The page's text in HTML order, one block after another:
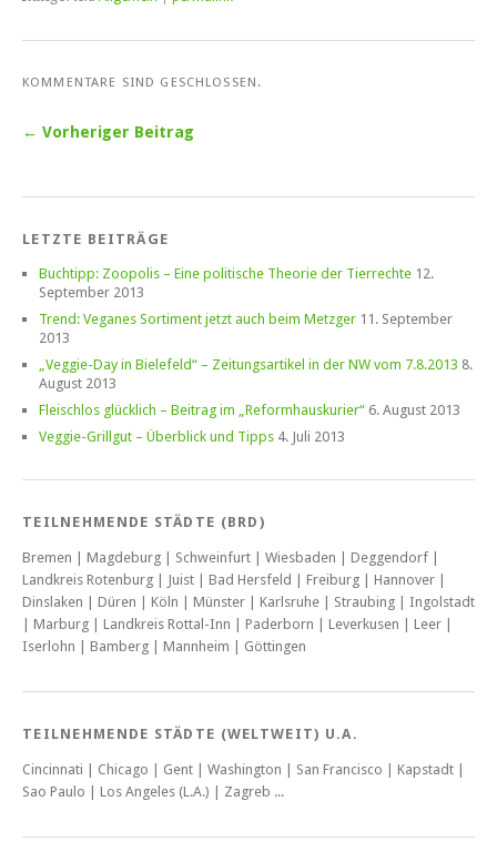
KOMMENTARE SIND GESCHLOSSEN.
← Vorheriger Beitrag
LETZTE BEITRÄGE
Buchtipp: Zoopolis – Eine politische Theorie der Tierrechte 12.
September 2013
Trend: Veganes Sortiment jetzt auch beim Metzger 11. September
2013
„Veggie-Day in Bielefeld“ – Zeitungsartikel in der NW vom 7.8.2013 8.
August 2013
Fleischlos glücklich – Beitrag im „Reformhauskurier“ 6. August 2013
Veggie-Grillgut – Überblick und Tipps 4. Juli 2013
TEILNEHMENDE STÄDTE (BRD)
Bremen | Magdeburg | Schweinfurt | Wiesbaden | Deggendorf |
Landkreis Rotenburg | Juist | Bad Hersfeld | Freiburg | Hannover |
Dinslaken | Düren | Köln | Münster | Karlsruhe | Straubing | Ingolstadt
| Marburg | Landkreis Rottal-Inn | Paderborn | Leverkusen | Leer |
Iserlohn | Bamberg | Mannheim | Göttingen
TEILNEHMENDE STÄDTE (WELTWEIT) U.A.
Cincinnati | Chicago | Gent | Washington | San Francisco | Kapstadt |
Sao Paulo | Los Angeles (L.A.) | Zagreb ...